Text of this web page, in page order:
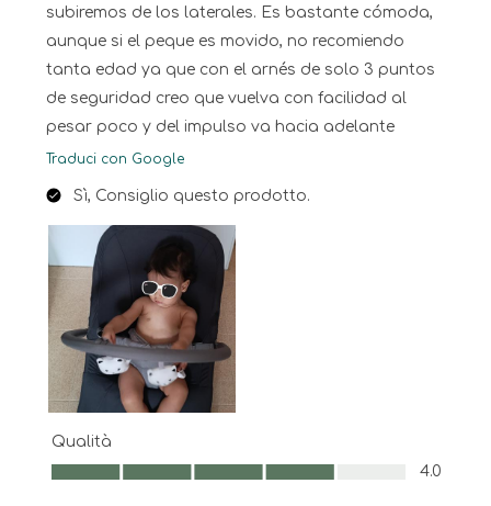
subiremos de los laterales. Es bastante cómoda,
aunque si el peque es movido, no recomiendo
tanta edad ya que con el arnés de solo 3 puntos
de seguridad creo que vuelva con facilidad al
pesar poco y del impulso va hacia adelante
Traduci con Google
Sì, Consiglio questo prodotto.
Qualità
Qualità, 4.0 su 5
4.0